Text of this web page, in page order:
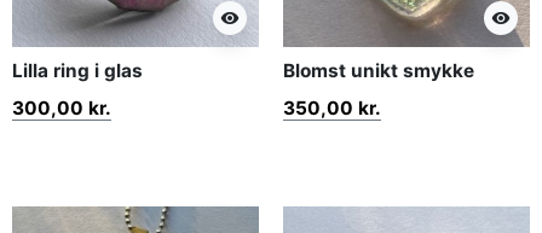
visibility
Lilla ring i glas
300,00 kr.
visibility
Blomst unikt smykke
350,00 kr.